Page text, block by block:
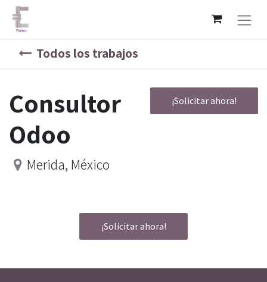
Todos los trabajos
¡Solicitar ahora!
Consultor
Odoo
Merida, México
¡Solicitar ahora!